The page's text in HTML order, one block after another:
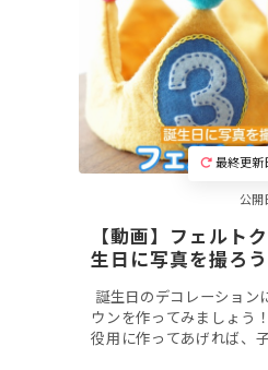
最終更新
【動画】フェルト
生日に写真を撮ろ
誕生日のデコレーション
ウンを作ってみましょう
役用に作ってあげれば、